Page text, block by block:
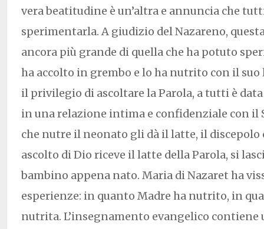
vera beatitudine è un’altra e annuncia che
sperimentarla. A giudizio del Nazareno,
ancora più grande di quella che ha potuto
ha accolto in grembo e lo ha nutrito con il
il privilegio di ascoltare la Parola, a tutti è
in una relazione intima e confidenziale con il
che nutre il neonato gli dà il latte, il discepolo
ascolto di Dio riceve il latte della Parola, si
bambino appena nato. Maria di Nazaret ha
esperienze: in quanto Madre ha nutrito, in
nutrita. L’insegnamento evangelico contiene